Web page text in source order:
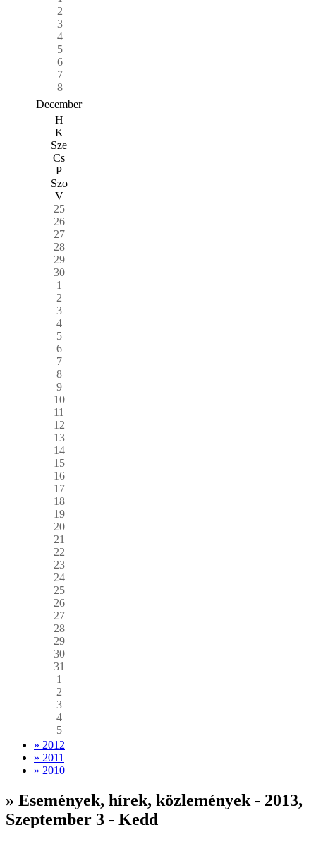
2
3
4
5
6
7
8
December
H
K
Sze
Cs
P
Szo
V
25
26
27
28
29
30
1
2
3
4
5
6
7
8
9
10
11
12
13
14
15
16
17
18
19
20
21
22
23
24
25
26
27
28
29
30
31
1
2
3
4
5
» 2012
» 2011
» 2010
» Események, hírek, közlemények - 2013,
Szeptember 3 - Kedd